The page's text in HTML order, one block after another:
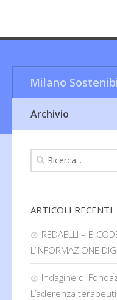
Milano
Archivio
ARTICOLI RECENTI
REDAELLI – B
L’INFORMAZIONE
Indagine di
L’aderenza